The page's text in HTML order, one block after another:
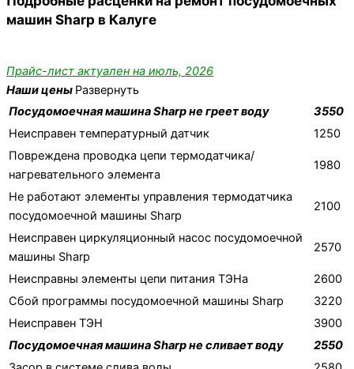
машин Sharp в Калуге
Прайс-лист актуален на июль, 2026
Наши цены Развернуть
Посудомоечная машина Sharp не греет воду
3550
Неисправен температурный датчик
1250
Повреждена проводка цепи термодатчика/
нагревательного элемента
1980
Не работают элементы управления термодатчика
посудомоечной машины Sharp
2100
Неисправен циркуляционный насос посудомоечной
машины Sharp
2570
Неисправны элементы цепи питания ТЭНа
2600
Сбой программы посудомоечной машины Sharp
3220
Неисправен ТЭН
3900
Посудомоечная машина Sharp не сливает воду
2550